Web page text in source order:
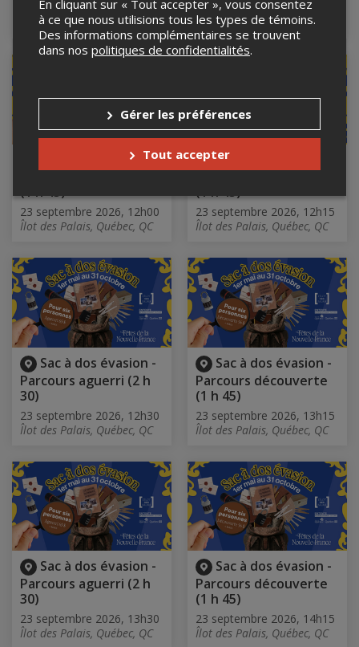
23 septembre 2026, 10h30
Îlot des Palais, Québec, QC
23 septembre 2026, 11h00
Îlot des Palais, Québec, QC
Sac à dos évasion -
(1 h 45)
23 septembre 2026, 12h00
Îlot des Palais, Québec, QC
Sac à dos évasion -
(1 h 45)
23 septembre 2026, 12h15
Îlot des Palais, Québec, QC
Sac à dos évasion -
Parcours aguerri (2 h
30)
23 septembre 2026, 12h30
Îlot des Palais, Québec, QC
Sac à dos évasion -
Parcours découverte
(1 h 45)
23 septembre 2026, 13h15
Îlot des Palais, Québec, QC
Sac à dos évasion -
Parcours aguerri (2 h
30)
23 septembre 2026, 13h30
Îlot des Palais, Québec, QC
Sac à dos évasion -
Parcours découverte
(1 h 45)
23 septembre 2026, 14h15
Îlot des Palais, Québec, QC
En cliquant sur « Tout accepter », vous consentez
à ce que nous utilisions tous les types de témoins.
Des informations complémentaires se trouvent
dans nos politiques de confidentialités.
Gérer les préférences
Tout accepter